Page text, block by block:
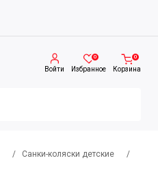
Войти
0
Избранное
0
Корзина
/ Санки-коляски детские
/